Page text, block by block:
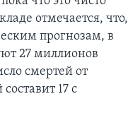
отмечается, что,
прогнозам, в
27 миллионов
смертей от
17 с